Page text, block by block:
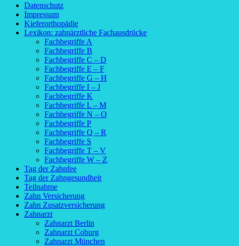
Datenschutz
Impressum
Kieferorthopädie
Lexikon: zahnärztliche Fachausdrücke
Fachbegriffe A
Fachbegriffe B
Fachbegriffe C – D
Fachbegriffe E – F
Fachbegriffe G – H
Fachbegriffe I – J
Fachbegriffe K
Fachbegriffe L – M
Fachbegriffe N – O
Fachbegriffe P
Fachbegriffe Q – R
Fachbegriffe S
Fachbegriffe T – V
Fachbegriffe W – Z
Tag der Zahnfee
Tag der Zahngesundheit
Teilnahme
Zahn Versicherung
Zahn Zusatzversicherung
Zahnarzt
Zahnarzt Berlin
Zahnarzt Coburg
Zahnarzt München